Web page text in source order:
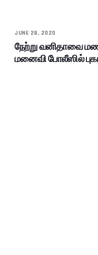
JUNE 28, 2020
நேற்று வனிதாவை
மனைவி போலீஸில்